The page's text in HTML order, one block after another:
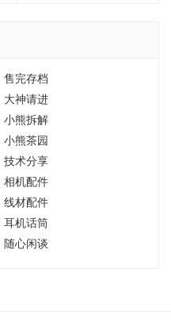
售完存档
大神请进
小熊拆解
小熊茶园
技术分享
相机配件
线材配件
耳机话筒
随心闲谈